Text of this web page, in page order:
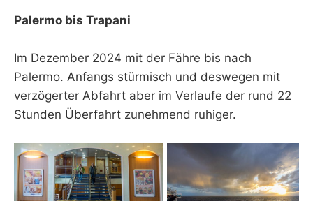
Palermo bis Trapani
Im Dezember 2024 mit der Fähre bis nach
Palermo. Anfangs stürmisch und deswegen mit
verzögerter Abfahrt aber im Verlaufe der rund 22
Stunden Überfahrt zunehmend ruhiger.